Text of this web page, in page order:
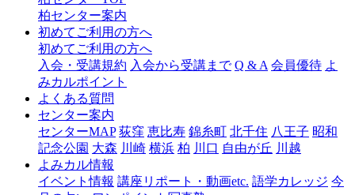
柏センター案内
初めてご利用の方へ
初めてご利用の方へ
入会・受講規約 入会から受講まで Q & A 会員優待 よ
みカルポイント
よくある質問
センター案内
センターMAP 荻窪 恵比寿 錦糸町 北千住 八王子 昭和
記念公園 大森 川崎 横浜 柏 川口 自由が丘 川越
よみカル情報
イベント情報 講座リポート・動画etc. 語学カレッジ 今